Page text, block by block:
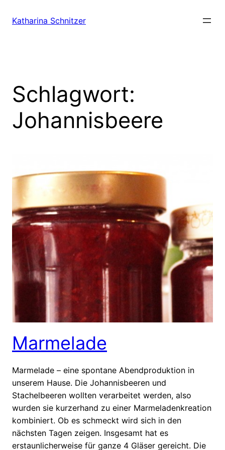
InhaltKatharina Schnitzer
Schlagwort:
Johannisbeere
Marmelade
Marmelade – eine spontane Abendproduktion in
unserem Hause. Die Johannisbeeren und
Stachelbeeren wollten verarbeitet werden, also
wurden sie kurzerhand zu einer Marmeladenkreation
kombiniert. Ob es schmeckt wird sich in den
nächsten Tagen zeigen. Insgesamt hat es
erstaunlicherweise für ganze 4 Gläser gereicht. Die